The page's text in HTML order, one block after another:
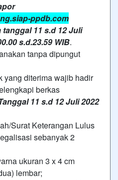
ppdb.com
tanggal 11 s.d 12 Juli
s.d.23.59 WIB.
tanpa dipungut
yang diterima wajib hadir
berkas
11 s.d 12 Juli 2022
Surat Keterangan Lulus
sebanyak 2
ukuran 3 x 4 cm
lembar;